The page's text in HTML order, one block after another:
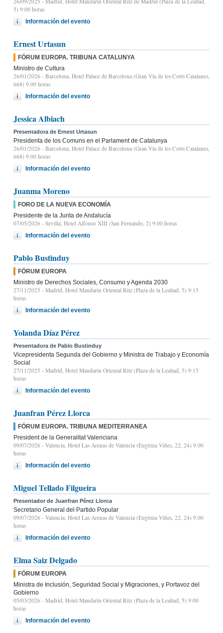
5) 9:00 horas
Información del evento
Ernest Urtasun
FÓRUM EUROPA. TRIBUNA CATALUNYA
Ministro de Cultura
26/01/2026 - Barcelona, Hotel Palace de Barcelona (Gran Vía de les Corts Catalanes,
668) 9.00 horas
Información del evento
Jessica Albiach
Presentadora de Ernest Urtasun
Presidenta de los Comuns en el Parlament de Catalunya
26/01/2026 - Barcelona, Hotel Palace de Barcelona (Gran Vía de les Corts Catalanes,
668) 9.00 horas
Información del evento
Juanma Moreno
FORO DE LA NUEVA ECONOMÍA
Presidente de la Junta de Andalucía
07/05/2026 - Sevilla, Hotel Alfonso XIII (San Fernando, 2) 9:00 horas
Información del evento
Pablo Bustinduy
FÓRUM EUROPA
Ministro de Derechos Sociales, Consumo y Agenda 2030
27/11/2025 - Madrid, Hotel Mandarin Oriental Ritz (Plaza de la Lealtad, 5) 9:15
horas
Información del evento
Yolanda Díaz Pérez
Presentadora de Pablo Bustinduy
Vicepresidenta Segunda del Gobierno y Ministra de Trabajo y Economía
Social
27/11/2025 - Madrid, Hotel Mandarin Oriental Ritz (Plaza de la Lealtad, 5) 9:15
horas
Información del evento
Juanfran Pérez Llorca
FÓRUM EUROPA. TRIBUNA MEDITERRANEA
President de la Generalitat Valenciana
09/07/2026 - Valencia, Hotel Las Arenas de Valencia (Eugènia Viñes, 22, 24) 9.00
horas
Información del evento
Miguel Tellado Filgueira
Presentador de Juanfran Pérez Llorca
Secretario General del Partido Popular
09/07/2026 - Valencia, Hotel Las Arenas de Valencia (Eugènia Viñes, 22, 24) 9.00
horas
Información del evento
Elma Saiz Delgado
FÓRUM EUROPA
Ministra de Inclusión, Seguridad Social y Migraciones, y Portavoz del
Gobierno
05/03/2026 - Madrid, Hotel Mandarin Oriental Ritz (Plaza de la Lealtad, 5) 9:00
horas
Información del evento